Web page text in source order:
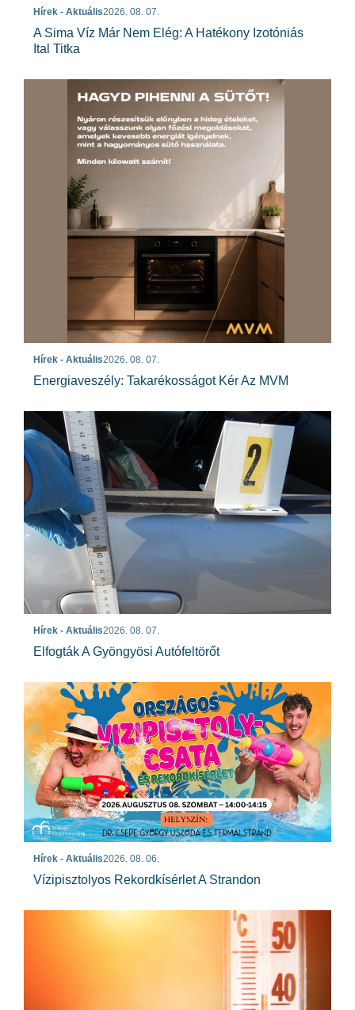
Hírek - Aktuális2026. 08. 07.
A Sima Víz Már Nem Elég: A Hatékony Izotóniás
Ital Titka
Hírek - Aktuális2026. 08. 07.
Energiaveszély: Takarékosságot Kér Az MVM
Hírek - Aktuális2026. 08. 07.
Elfogták A Gyöngyösi Autófeltörőt
Hírek - Aktuális2026. 08. 06.
Vízipisztolyos Rekordkísérlet A Strandon